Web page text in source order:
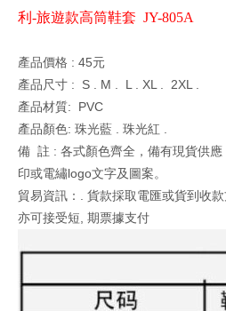
利-旅遊款高筒鞋套 JY-805A
產品價格 : 45元
產品尺寸 : S . M . L . XL . 2XL .
產品材質: PVC
產品顏色: 珠光藍 . 珠光紅 .
備 註 : 各式顏色齊全，備有現貨供
印或電繡logo文字及圖案。
貿易資訊：. 貨款採取電匯或貨到收
亦可接受短, 期票據支付